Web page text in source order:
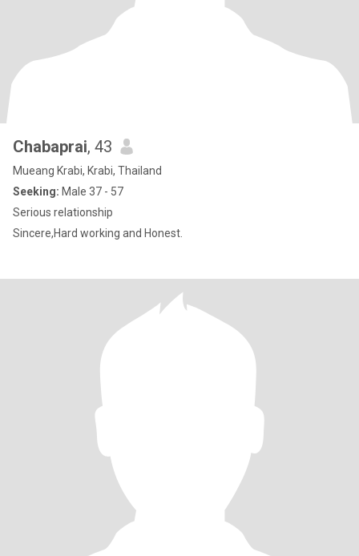
Chabaprai, 43
Mueang Krabi, Krabi, Thailand
Seeking: Male 37 - 57
Serious relationship
Sincere,Hard working and Honest.